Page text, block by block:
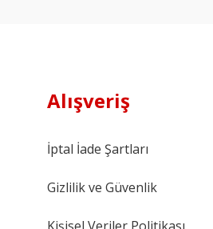
Alışveriş
İptal İade Şartları
Gizlilik ve Güvenlik